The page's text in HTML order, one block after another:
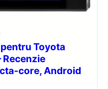
Toyota
core, Android